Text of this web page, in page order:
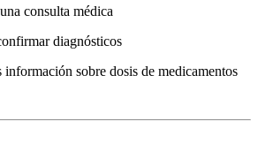
consulta médica
diagnósticos
sobre dosis de medicamentos